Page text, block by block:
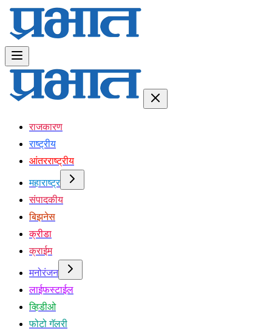
राजकारण
राष्ट्रीय
आंतरराष्ट्रीय
महाराष्ट्र
संपादकीय
बिझनेस
क्रीडा
क्राईम
मनोरंजन
लाईफस्टाईल
व्हिडीओ
फोटो गॅलरी